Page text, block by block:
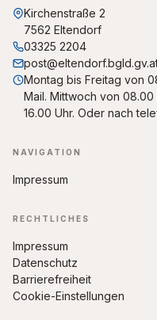
Kirchenstraße 2
7562 Eltendorf
03325 2204
Montag bis Freitag von
Mail. Mittwoch von 08.00
16.00 Uhr. Oder nach
NAVIGATION
Impressum
RECHTLICHES
Impressum
Datenschutz
Barrierefreiheit
Cookie-Einstellungen